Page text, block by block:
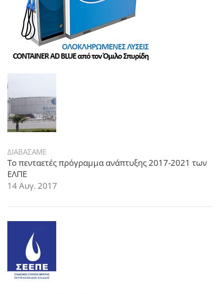
ΔΙΑΒΑΣΑΜΕ
Το πενταετές πρόγραμμα ανάπτυξης 2017-2021 των
ΕΛΠΕ
14 Αυγ. 2017